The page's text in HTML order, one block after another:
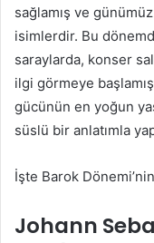
sağlamış ve
isimlerdir. Bu
saraylarda, konser
ilgi görmeye
gücünün en yoğun
süslü bir anlatımla
İşte Barok
Johann